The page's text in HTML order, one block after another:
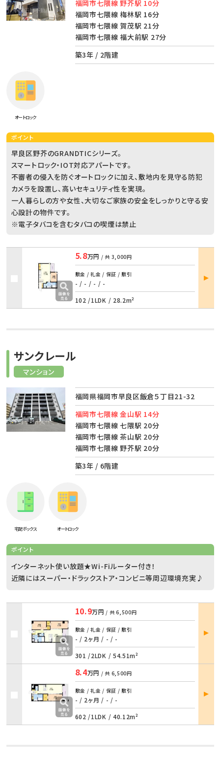
福岡市七隈線 野芥駅 10分
福岡市七隈線 梅林駅 16分
福岡市七隈線 賀茂駅 21分
福岡市七隈線 福大前駅 27分
築3年 / 2階建
オートロック
ポイント
早良区野芥のGRANDTICシリーズ。
スマートロック・IOT対応アパートです。
不審者の侵入を防ぐオートロックに加え、敷地内を見守る防犯
カメラを設置し、高いセキュリティ性を実現。
一人暮らしの方や女性、大切なご家族の安全をしっかりと守る安
心設計の物件です。
※電子タバコを含むタバコの喫煙は禁止
5.8万円 / 共 3,000円
敷金 / 礼金 / 保証 / 敷引
- / - / - / -
102 /1LDK / 28.2m²
部屋
詳細
マンション
サンクレール
福岡県福岡市早良区飯倉５丁目21-32
福岡市七隈線 金山駅 14分
福岡市七隈線 七隈駅 20分
福岡市七隈線 茶山駅 20分
福岡市七隈線 野芥駅 20分
築3年 / 6階建
宅配ボックス オートロック
ポイント
インターネット使い放題★Wi-Fiルーター付き！
近隣にはスーパー・ドラックストア・コンビニ等周辺環境充実♪
10.9万円 / 共6,500円
敷金 / 礼金 / 保証 / 敷引
- / 2ヶ月 / - / -
301 /2LDK / 54.51m²
部屋
詳細
8.4万円 / 共 6,500円
敷金 / 礼金 / 保証 / 敷引
- / 2ヶ月 / - / -
602 /1LDK / 40.12m²
部屋
詳細